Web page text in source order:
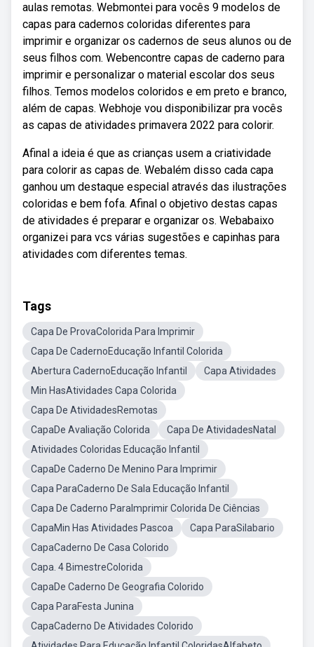
aulas remotas. Webmontei para vocês 9 modelos de
capas para cadernos coloridas diferentes para
imprimir e organizar os cadernos de seus alunos ou de
seus filhos com. Webencontre capas de caderno para
imprimir e personalizar o material escolar dos seus
filhos. Temos modelos coloridos e em preto e branco,
além de capas. Webhoje vou disponibilizar pra vocês
as capas de atividades primavera 2022 para colorir.
Afinal a ideia é que as crianças usem a criatividade
para colorir as capas de. Webalém disso cada capa
ganhou um destaque especial através das ilustrações
coloridas e bem fofa. Afinal o objetivo destas capas
de atividades é preparar e organizar os. Webabaixo
organizei para vcs várias sugestões e capinhas para
atividades com diferentes temas.
Tags
Capa De ProvaColorida Para Imprimir
Capa De CadernoEducação Infantil Colorida
Abertura CadernoEducação Infantil
Capa Atividades
Min HasAtividades Capa Colorida
Capa De AtividadesRemotas
CapaDe Avaliação Colorida
Capa De AtividadesNatal
Atividades Coloridas Educação Infantil
CapaDe Caderno De Menino Para Imprimir
Capa ParaCaderno De Sala Educação Infantil
Capa De Caderno ParaImprimir Colorida De Ciências
CapaMin Has Atividades Pascoa
Capa ParaSilabario
CapaCaderno De Casa Colorido
Capa. 4 BimestreColorida
CapaDe Caderno De Geografia Colorido
Capa ParaFesta Junina
CapaCaderno De Atividades Colorido